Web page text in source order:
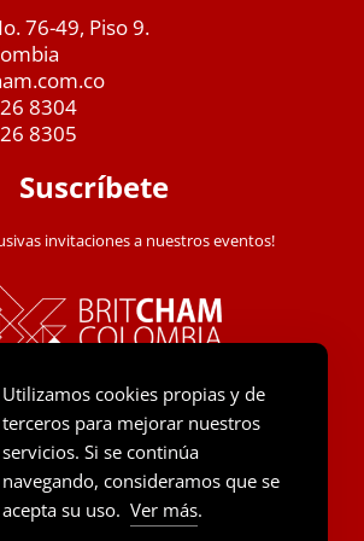
76-49, Piso 9.
8304
8305
Suscríbete
invitaciones a nuestros eventos!
Utilizamos cookies propias y de
terceros para mejorar nuestros
servicios. Si se continúa
navegando, consideramos que se
acepta su uso. Ver más.